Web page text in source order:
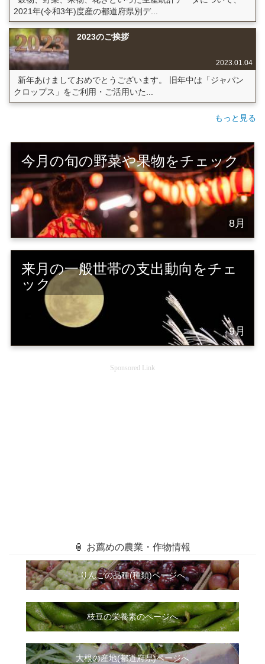
2021年(令和3年)度産の都道府県別デ...
2023のご挨拶
2023.01.04
新年あけましておめでとうございます。 旧年中は「ジャパン
クロップス」をご利用・ご活用いた...
もっと見る
今月の旬の野菜や果物をチェック
8月
来月の一般世帯の支出動向をチェ
ック
9月
Sponsored Link
🏮 お薦めの農業・作物情報
りんごの品種(種類)ページへ
枝豆の栄養素のページへ
大根の産地(都道府県)ページへ